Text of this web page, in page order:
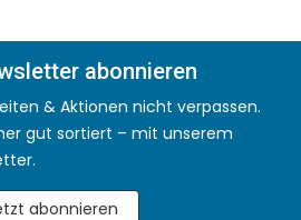
abonnieren
& Aktionen nicht verpassen.
gut sortiert – mit unserem
abonnieren